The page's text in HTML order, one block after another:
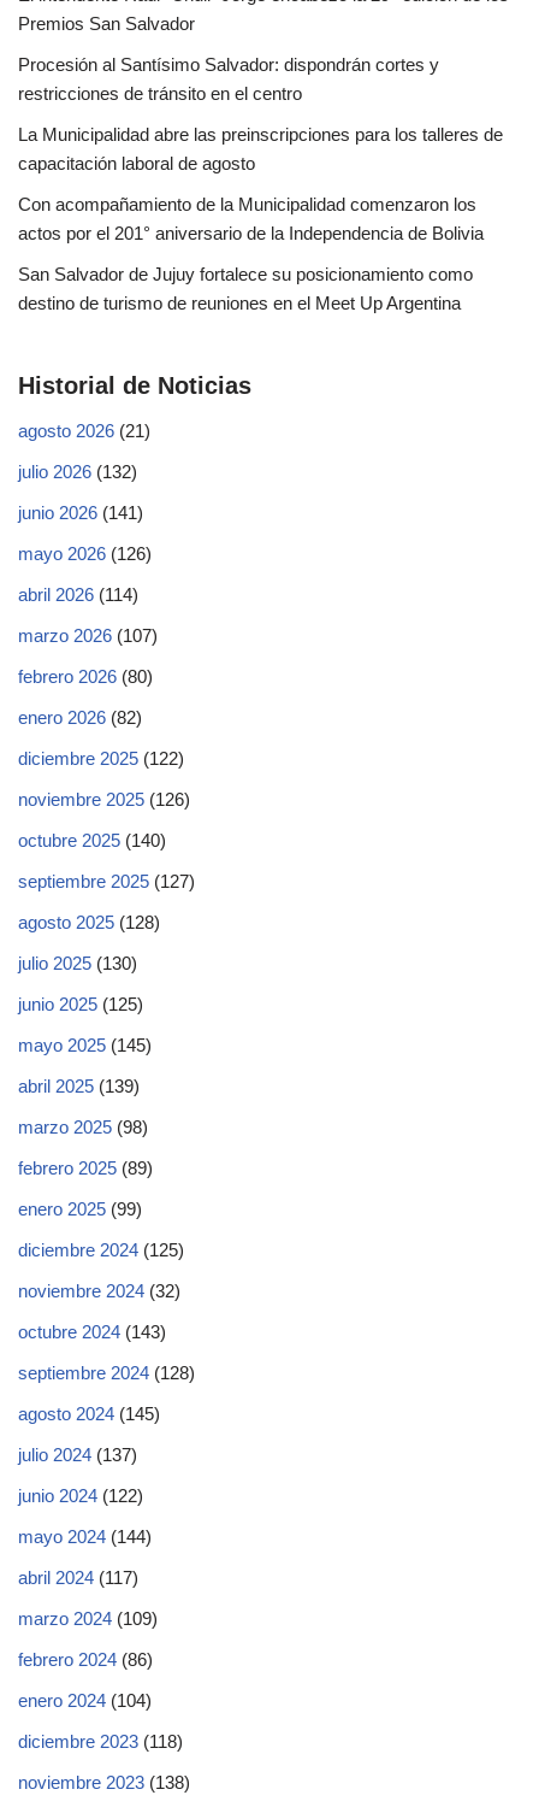
Premios San Salvador
Procesión al Santísimo Salvador: dispondrán cortes y
restricciones de tránsito en el centro
La Municipalidad abre las preinscripciones para los talleres de
capacitación laboral de agosto
Con acompañamiento de la Municipalidad comenzaron los
actos por el 201° aniversario de la Independencia de Bolivia
San Salvador de Jujuy fortalece su posicionamiento como
destino de turismo de reuniones en el Meet Up Argentina
Historial de Noticias
agosto 2026 (21)
julio 2026 (132)
junio 2026 (141)
mayo 2026 (126)
abril 2026 (114)
marzo 2026 (107)
febrero 2026 (80)
enero 2026 (82)
diciembre 2025 (122)
noviembre 2025 (126)
octubre 2025 (140)
septiembre 2025 (127)
agosto 2025 (128)
julio 2025 (130)
junio 2025 (125)
mayo 2025 (145)
abril 2025 (139)
marzo 2025 (98)
febrero 2025 (89)
enero 2025 (99)
diciembre 2024 (125)
noviembre 2024 (32)
octubre 2024 (143)
septiembre 2024 (128)
agosto 2024 (145)
julio 2024 (137)
junio 2024 (122)
mayo 2024 (144)
abril 2024 (117)
marzo 2024 (109)
febrero 2024 (86)
enero 2024 (104)
diciembre 2023 (118)
noviembre 2023 (138)